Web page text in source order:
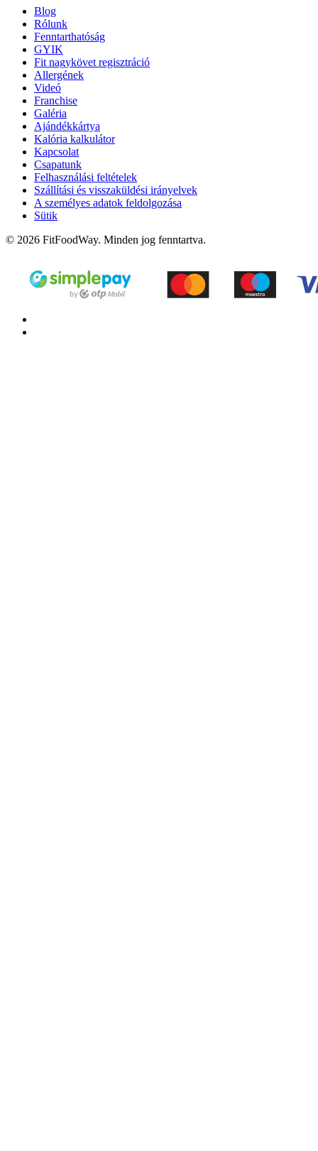
Blog
Rólunk
Fenntarthatóság
GYIK
Fit nagykövet regisztráció
Allergének
Videó
Franchise
Galéria
Ajándékkártya
Kalória kalkulátor
Kapcsolat
Csapatunk
Felhasználási feltételek
Szállítási és visszaküldési irányelvek
A személyes adatok feldolgozása
Sütik
© 2026 FitFoodWay. Minden jog fenntartva.